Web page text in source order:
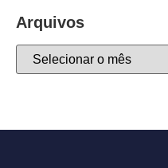
Arquivos